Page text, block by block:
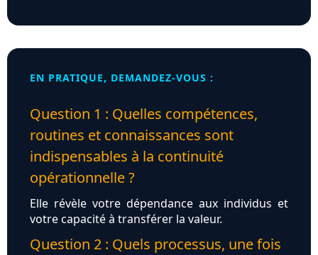
EN PRATIQUE, DEMANDEZ-VOUS :
Question 1 : Quelles compétences,
routines et connaissances sont
indispensables à la continuité
opérationnelle ?
Elle révèle votre dépendance aux individus et
votre capacité à transférer la valeur.
Question 2 : Quels processus, une fois